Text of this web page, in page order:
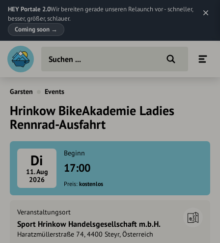
HEY Portale 2.0Wir bereiten gerade unseren Relaunch vor - schneller,
besser, größer, schlauer.
Coming soon →
Garsten Events
Hrinkow BikeAkademie Ladies
Rennrad-Ausfahrt
Di
11. Aug
2026
Beginn
17:00
Preis: kostenlos
Veranstaltungsort
Sport Hrinkow Handelsgesellschaft m.b.H.
Haratzmüllerstraße 74, 4400 Steyr, Österreich